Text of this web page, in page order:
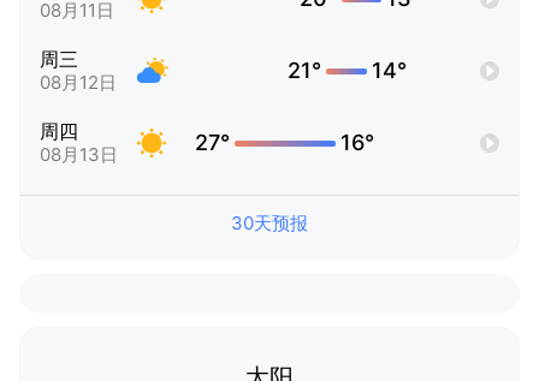
08月11日
周三
08月12日 21° 14°
周四
08月13日 27° 16°
30天预报